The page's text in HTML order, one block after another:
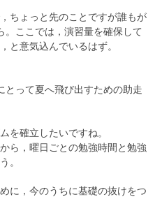
ちょっと先のことですが誰もが
ここでは，演習量を確保して
と意気込んでいるはず。
とって夏へ飛び出すための助走
を確立したいですね。
ら，曜日ごとの勉強時間と勉強
。
に，今のうちに基礎の抜けをつ